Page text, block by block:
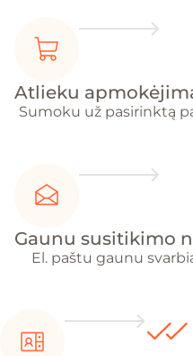
Atlieku
Sumoku už pasirinktą
Gaunu susitikimo
El. paštu gaunu